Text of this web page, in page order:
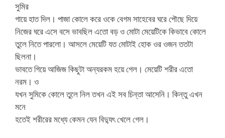
সুমির
গায়ে হাত দিল। পাজা কোলে করে ওকে বেগম সাহেবের ঘরে পৌছে দিয়ে
নিজের ঘরে এসে বসে ভাবছিল এতো বড় ও মোটা মেয়েটিকে কিভাবে কোলে
তুলে নিতে পারলো। আসলে মেয়েটি যত মোটাই হোক ওর ওজন ততটা
ছিলনা।
ভাবতে গিয়ে আজিজ কিছুটা অন্যরকম হয়ে গেল। মেয়েটি শরীর এতো
নরম। ও
যখন সুমিকে কোলে তুলে নিল তখন এই সব চিন্তা আসেনি। কিন্তু এখন
মনে
হতেই শরীরের মধ্যে কেমন যেন বিদ্যুৎ খেলে গেল।